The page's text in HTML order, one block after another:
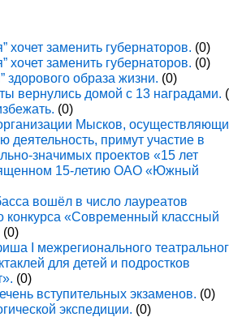
хочет заменить губернаторов. (0)
хочет заменить губернаторов. (0)
здорового образа жизни. (0)
вернулись домой с 13 наградами.
(0)
Мысков,
деятельность, примут участие в
значимых проектов «15 лет
15-летию ОАО «Южный
вошёл в число лауреатов
конкурса «Современный классный
(0)
I межрегионального
для детей и подростков
(0)
вступительных экзаменов. (0)
экспедиции. (0)